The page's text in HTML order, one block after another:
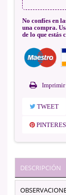
No confíes en
una compra.
de lo que estás
Imprimir
TWEET
DESCRIPCIÓN